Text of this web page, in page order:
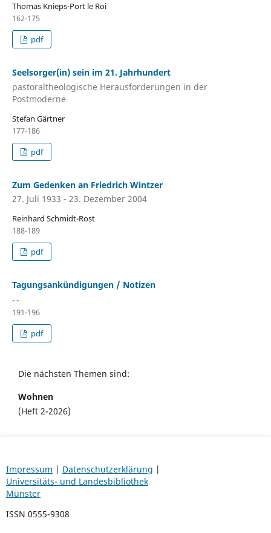
Thomas Knieps-Port le Roi
162-175
pdf
Seelsorger(in) sein im 21. Jahrhundert
pastoraltheologische Herausforderungen in der
Postmoderne
Stefan Gärtner
177-186
pdf
Zum Gedenken an Friedrich Wintzer
27. Juli 1933 - 23. Dezember 2004
Reinhard Schmidt-Rost
188-189
pdf
Tagungsankündigungen / Notizen
- -
191-196
pdf
Die nächsten Themen sind:
Wohnen
(Heft 2-2026)
Impressum | Datenschutzerklärung |
Universitäts- und Landesbibliothek
Münster
ISSN 0555-9308